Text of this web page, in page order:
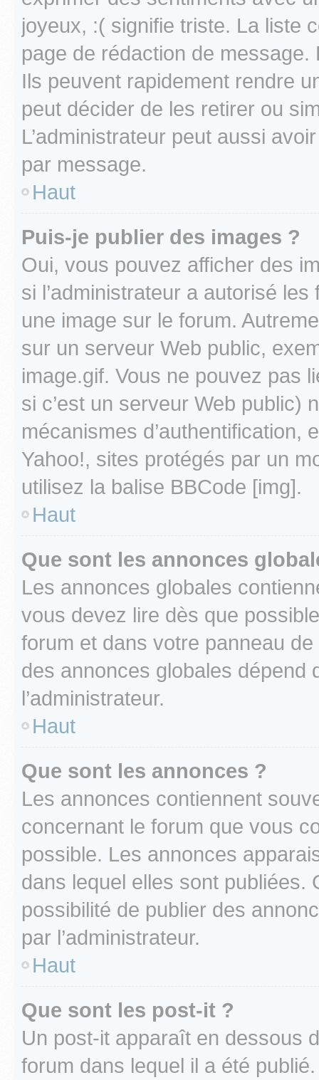
joyeux, :( signifie triste. La liste
page de rédaction de
Ils peuvent rapidement rendre
peut décider de les retirer ou
L’administrateur peut aussi
par message.
Haut
Puis-je publier des images ?
Oui, vous pouvez afficher des
si l’administrateur a autorisé
une image sur le forum.
sur un serveur Web public,
image.gif. Vous ne pouvez pas
si c’est un serveur Web public)
mécanismes d’authentification,
Yahoo!, sites protégés par un
utilisez la balise BBCode [img].
Haut
Que sont les annonces
Les annonces globales
vous devez lire dès que
forum et dans votre panneau
des annonces globales dépend
l’administrateur.
Haut
Que sont les annonces ?
Les annonces contiennent
concernant le forum que vous
possible. Les annonces
dans lequel elles sont publiées.
possibilité de publier des
par l’administrateur.
Haut
Que sont les post-it ?
Un post-it apparaît en dessous
forum dans lequel il a été